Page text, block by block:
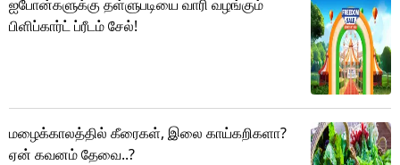
ஐபோன்களுக்கு தள்ளுபடியை வாரி வழங்கும்
பிளிப்கார்ட் ப்ரீடம் சேல்!
மழைக்காலத்தில் கீரைகள், இலை காய்கறிகளா?
ஏன் கவனம் தேவை..?